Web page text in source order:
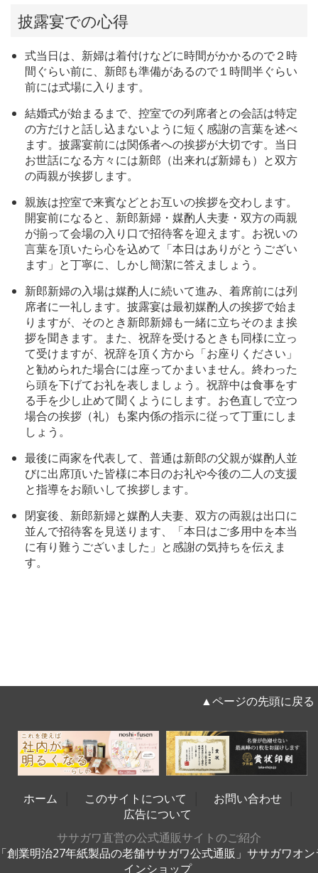
披露宴での心得
式当日は、新婦は着付けなどに時間がかかるので２時
間ぐらい前に、新郎も準備があるので１時間半ぐらい
前には式場に入ります。
結婚式が始まるまで、控室での列席者との会話は特定
の方だけと話し込まないように短く感謝の言葉を述べ
ます。披露宴前には関係者への挨拶が大切です。当日
お世話になる方々には新郎（出来れば新婦も）と双方
の両親が挨拶します。
親族は控室で来賓などとお互いの挨拶を交わします。
開宴前になると、新郎新婦・媒酌人夫妻・双方の両親
が揃って会場の入り口で招待客を迎えます。お祝いの
言葉を頂いたら心を込めて「本日はありがとうござい
ます」と丁寧に、しかし簡潔に答えましょう。
新郎新婦の入場は媒酌人に続いて進み、着席前には列
席者に一礼します。披露宴は最初媒酌人の挨拶で始ま
りますが、そのとき新郎新婦も一緒に立ちそのまま挨
拶を聞きます。また、祝辞を受けるときも同様に立っ
て受けますが、祝辞を頂く方から「お座りください」
と勧められた場合には座ってかまいません。終わった
ら頭を下げてお礼を表しましょう。祝辞中は食事をす
る手を少し止めて聞くようにします。お色直しで立つ
場合の挨拶（礼）も案内係の指示に従って丁重にしま
しょう。
最後に両家を代表して、普通は新郎の父親が媒酌人並
びに出席頂いた皆様に本日のお礼や今後の二人の支援
と指導をお願いして挨拶します。
閉宴後、新郎新婦と媒酌人夫妻、双方の両親は出口に
並んで招待客を見送ります、「本日はご多用中を本当
に有り難うございました」と感謝の気持ちを伝えま
す。
▲ページの先頭に戻る
ホーム このサイトについて お問い合わせ
広告について
ササガワ直営の公式通販サイトのご紹介
創業明治27年紙製品の老舗ササガワ公式通販」ササガワオン
インショップ